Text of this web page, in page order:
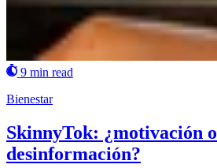
9 min read
Bienestar
SkinnyTok: ¿motivación o
desinformación?